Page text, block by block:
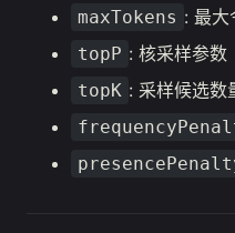
maxTokens : 最大
topP : 核采样参数
topK : 采样候选数